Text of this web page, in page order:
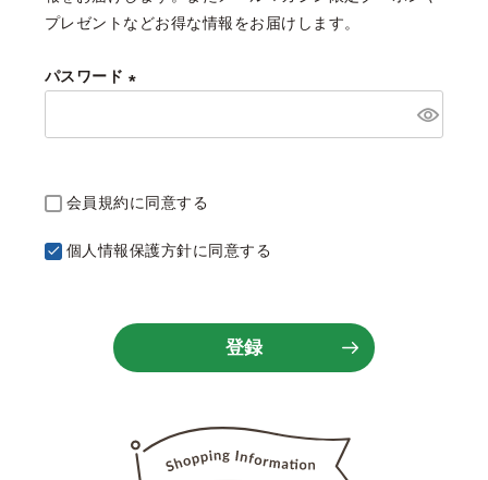
)
プレゼントなどお得な情報をお届けします。
パスワード
必
)
会員規約に同意する
個人情報保護方針に同意する
登録